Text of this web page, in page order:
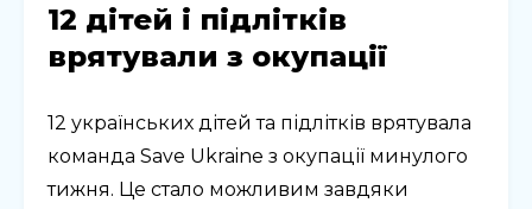
12 дітей і підлітків
врятували з окупації
12 українських дітей та підлітків врятувала
команда Save Ukraine з окупації минулого
тижня. Це стало можливим завдяки